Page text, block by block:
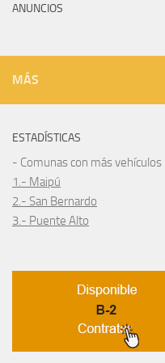
ANUNCIOS
MÁS
ESTADÍSTICAS
- Comunas con más
1.- Maipú
2.- San Bernardo
3.- Puente Alto